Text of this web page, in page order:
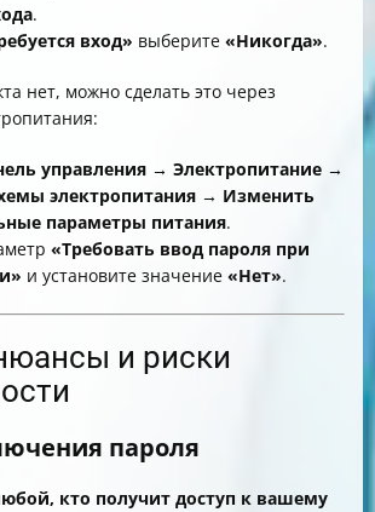
.
вход» выберите «Никогда».
нет, можно сделать это через
управления → Электропитание →
электропитания → Изменить
параметры питания.
«Требовать ввод пароля при
и установите значение «Нет».
и риски
пароля
кто получит доступ к вашему